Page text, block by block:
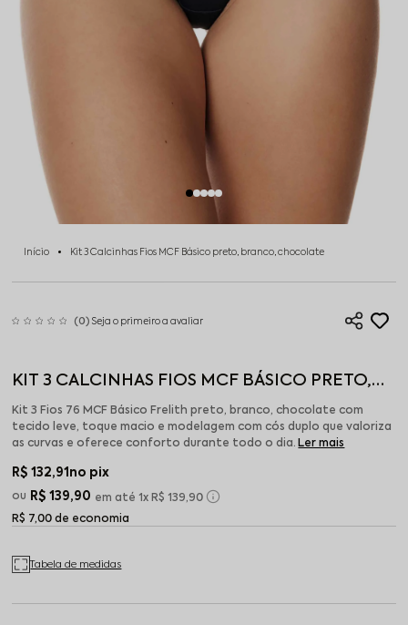
Início Kit 3 Calcinhas Fios MCF Básico preto, branco, chocolate
(0) Seja o primeiro a avaliar
KIT 3 CALCINHAS FIOS MCF BÁSICO PRETO,
BRANCO, CHOCOLATE
Kit 3 Fios 76 MCF Básico Frelith preto, branco, chocolate com
tecido leve, toque macio e modelagem com cós duplo que valoriza
as curvas e oferece conforto durante todo o dia. Ler mais
R$ 132,91 no pix
R$ 139,90
1x R$ 139,90
R$ 7,00 de economia
Tabela de medidas